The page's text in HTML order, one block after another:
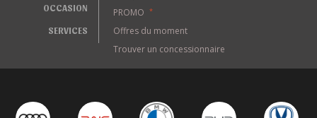
OCCASION
SERVICES
PROMO
*
Offres du moment
Trouver un concessionnaire